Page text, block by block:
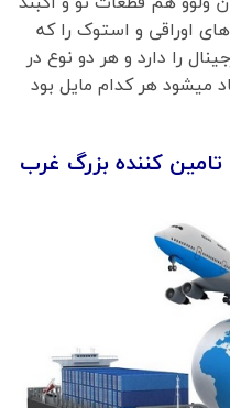
اوراقی و استوک را که
را دارد و هر دو نوع در
میشود هر کدام مایل بود
تامین کننده بزرگ غرب